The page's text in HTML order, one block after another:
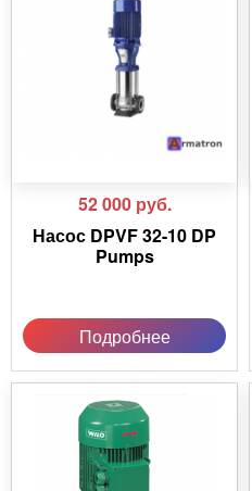
52 000 руб.
Насос DPVF 32-10 DP
Pumps
Подробнее